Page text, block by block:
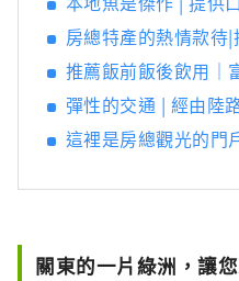
縣的特產。 在免稅店有售
館。 您可以在
提供了一個放鬆的空間。 「
菜和肉類， 也
站富浦” 你需要
到， 也推薦給喜歡燒烤
250個，大型車
房總特產的熱情款待
推薦飯前飯後飲用｜
彈性的交通 | 經由陸
這裡是房總觀光的門
關東的一片綠洲，讓